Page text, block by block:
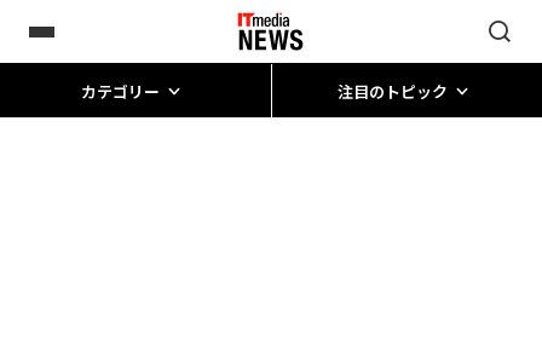
カテゴリー 注目のトピック